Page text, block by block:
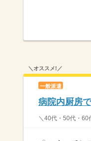
＼オススメ!／
一般派遣
病院内厨房
＼40代・50代・60